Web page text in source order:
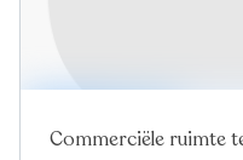
Commerciële ruimte